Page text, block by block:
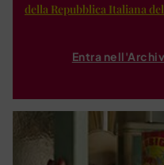
della Repubblica Italiana
Entra